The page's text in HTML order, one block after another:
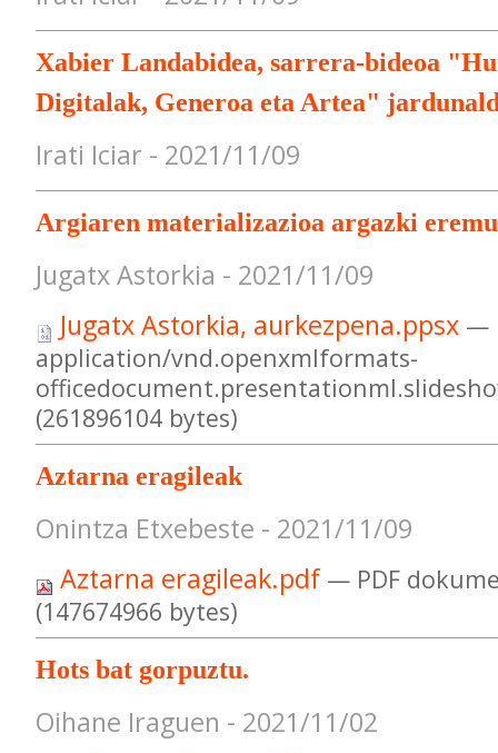
Xabier Landabidea, sarrera-bideoa
Digitalak, Generoa eta Artea"
Irati Iciar - 2021/11/09
Argiaren materializazioa argazki
Jugatx Astorkia - 2021/11/09
Jugatx Astorkia, aurkezpena.ppsx —
application/vnd.openxmlformats-
(261896104 bytes)
Aztarna eragileak
Onintza Etxebeste - 2021/11/09
Aztarna eragileak.pdf — PDF
(147674966 bytes)
Hots bat gorpuztu.
Oihane Iraguen - 2021/11/02